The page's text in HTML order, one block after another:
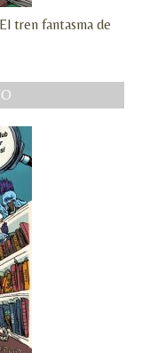
tren fantasma de